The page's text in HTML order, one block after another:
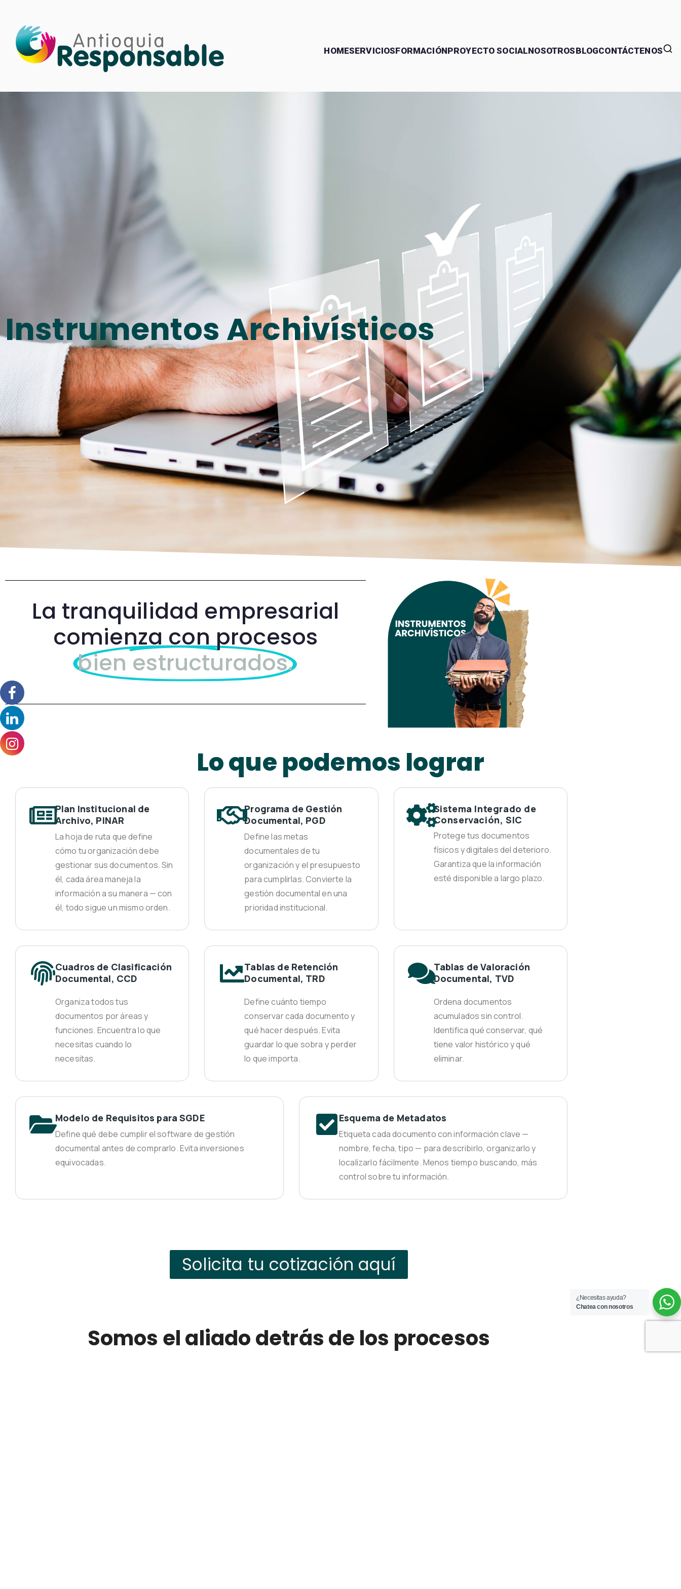
HOMESERVICIOSFORMACIÓNPROYECTO SOCIALNOSOTROSBLOGCONTÁCTENOS
Instrumentos Archivísticos
La tranquilidad empresarial
comienza con procesos
bien estructurados.
Lo que podemos lograr
Plan Institucional de
Archivo, PINAR
La hoja de ruta que define
cómo tu organización debe
gestionar sus documentos. Sin
él, cada área maneja la
información a su manera — con
él, todo sigue un mismo orden.
Programa de Gestión
Documental, PGD
Define las metas
documentales de tu
organización y el presupuesto
para cumplirlas. Convierte la
gestión documental en una
prioridad institucional.
Sistema Integrado de
Conservación, SIC
Protege tus documentos
físicos y digitales del deterioro.
Garantiza que la información
esté disponible a largo plazo.
Cuadros de Clasificación
Documental, CCD
Organiza todos tus
documentos por áreas y
funciones. Encuentra lo que
necesitas cuando lo
necesitas.
Tablas de Retención
Documental, TRD
Define cuánto tiempo
conservar cada documento y
qué hacer después. Evita
guardar lo que sobra y perder
lo que importa.
Tablas de Valoración
Documental, TVD
Ordena documentos
acumulados sin control.
Identifica qué conservar, qué
tiene valor histórico y qué
eliminar.
Modelo de Requisitos para SGDE
Define qué debe cumplir el software de gestión
documental antes de comprarlo. Evita inversiones
equivocadas.
Esquema de Metadatos
Etiqueta cada documento con información clave —
nombre, fecha, tipo — para describirlo, organizarlo y
localizarlo fácilmente. Menos tiempo buscando, más
control sobre tu información.
Solicita tu cotización aquí
Somos el aliado detrás de los procesos
¿Necesitas ayuda?
Chatea con nosotros